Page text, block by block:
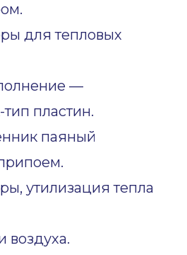
для тепловых
—
пластин.
паяный
утилизация тепла
воздуха.